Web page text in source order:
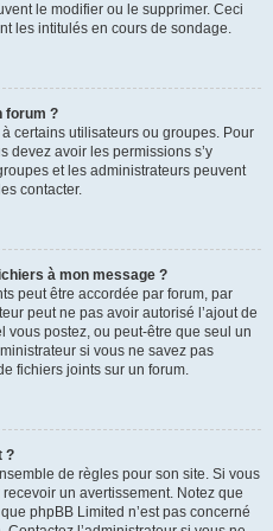
le modifier ou le supprimer. Ceci
les intitulés en cours de sondage.
forum ?
certains utilisateurs ou groupes. Pour
devez avoir les permissions s’y
et les administrateurs peuvent
contacter.
à mon message ?
peut être accordée par forum, par
peut ne pas avoir autorisé l’ajout de
vous postez, ou peut-être que seul un
si vous ne savez pas
fichiers joints sur un forum.
?
de règles pour son site. Si vous
un avertissement. Notez que
phpBB Limited n’est pas concerné